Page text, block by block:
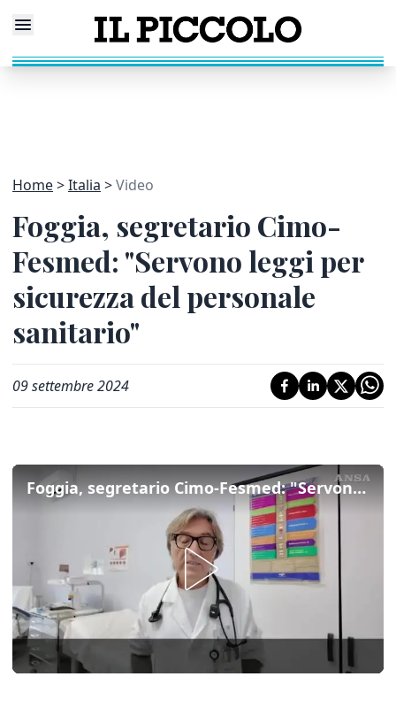
Home Italia Video
Foggia, segretario Cimo-
Fesmed: "Servono leggi per
sicurezza del personale
sanitario"
09 settembre 2024
Foggia, segretario Cimo-Fesmed: "Servono leggi per sicurezza del personale sanitario"